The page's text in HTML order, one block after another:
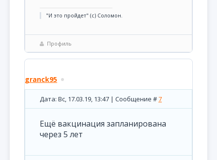
"И это пройдет" (с) Соломон.
Профиль
granck95
Дата: Вс, 17.03.19, 13:47 | Сообщение #7
Ещё вакцинация запланирована
через 5 лет